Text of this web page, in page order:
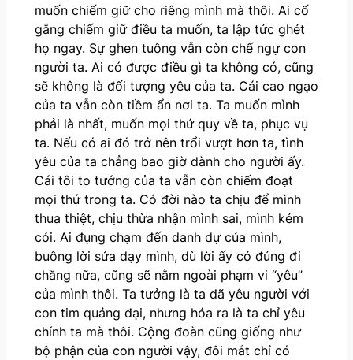
muốn chiếm giữ cho riêng mình mà thôi. Ai cố
gắng chiếm giữ điều ta muốn, ta lập tức ghét
họ ngay. Sự ghen tuông vẫn còn chế ngự con
người ta. Ai có được điều gì ta không có, cũng
sẽ không là đối tượng yêu của ta. Cái cao ngạo
của ta vẫn còn tiềm ẩn nơi ta. Ta muốn mình
phải là nhất, muốn mọi thứ quy về ta, phục vụ
ta. Nếu có ai đó trở nên trổi vượt hơn ta, tình
yêu của ta chẳng bao giờ dành cho người ấy.
Cái tôi to tướng của ta vẫn còn chiếm đoạt
mọi thứ trong ta. Có đời nào ta chịu để mình
thua thiệt, chịu thừa nhận mình sai, mình kém
cỏi. Ai đụng chạm đến danh dự của mình,
buông lời sửa dạy mình, dù lời ấy có đúng đi
chăng nữa, cũng sẽ nằm ngoài phạm vi “yêu”
của mình thôi. Ta tưởng là ta đã yêu người với
con tim quảng đại, nhưng hóa ra là ta chỉ yêu
chính ta mà thôi. Cộng đoàn cũng giống như
bộ phận của con người vậy, đôi mắt chỉ có